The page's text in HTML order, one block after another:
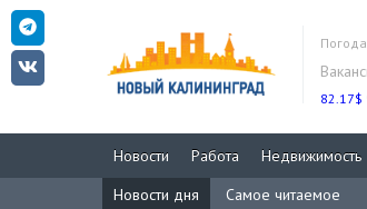
82.17$
Новости Работа Недвижимость
Новости дня
Самое читаемое